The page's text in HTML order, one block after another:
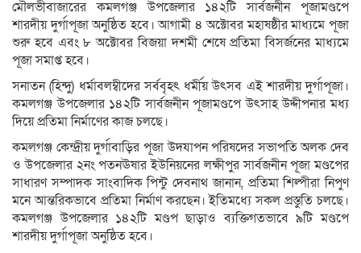
মৌলভীবাজারের কমলগঞ্জ উপজেলার ১৪২টি সার্বজনীন পূজামণ্ডপে
শারদীয় দুর্গাপূজা অনুষ্ঠিত হবে। আগামী ৪ অক্টোবর মহাষষ্ঠীর মাধ্যমে পূজা
শুরু হবে এবং ৮ অক্টোবর বিজয়া দশমী শেষে প্রতিমা বিসর্জনের মাধ্যমে
পূজা সমাপ্ত হবে।
সনাতন (হিন্দু) ধর্মাবলম্বীদের সর্ববৃহৎ ধর্মীয় উৎসব এই শারদীয় দুর্গাপূজা।
কমলগঞ্জ উপজেলার ১৪২টি সার্বজনীন পূজামণ্ডপে উৎসাহ উদ্দীপনার মধ্য
দিয়ে প্রতিমা নির্মাণের কাজ চলছে।
কমলগঞ্জ কেন্দ্রীয় দুর্গাবাড়ির পূজা উদযাপন পরিষদের সভাপতি অলক দেব
ও উপজেলার ২নং পতনঊষার ইউনিয়নের লক্ষীপুর সার্বজনীন পূজা মণ্ডপের
সাধারণ সম্পাদক সাংবাদিক পিন্টু দেবনাথ জানান, প্রতিমা শিল্পীরা নিপুণ
মনে আন্তরিকভাবে প্রতিমা নির্মাণ করছেন। ইতিমধ্যে সকল প্রস্তুতি চলছে।
কমলগঞ্জ উপজেলার ১৪২টি মণ্ডপ ছাড়াও ব্যক্তিগতভাবে ৯টি মণ্ডপে
শারদীয় দুর্গাপূজা অনুষ্ঠিত হবে।